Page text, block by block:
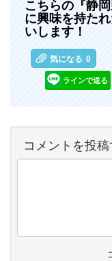
こちらの『静
に興味を持た
いします！
気になる 0
ラインで送る
コメントを投稿